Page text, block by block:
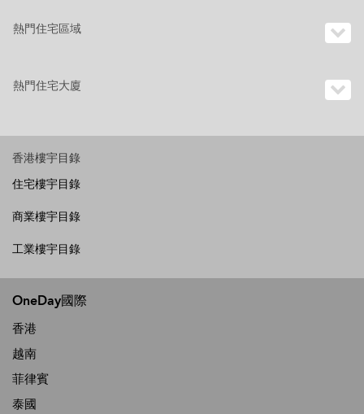
熱門住宅區域
熱門住宅大廈
香港樓宇目錄
住宅樓宇目錄
商業樓宇目錄
工業樓宇目錄
OneDay國際
香港
越南
菲律賓
泰國